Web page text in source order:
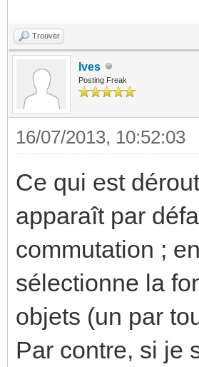
Trouver
Ives
Posting Freak
16/07/2013, 10:52:03
Ce qui est
apparaît par
commutation ;
sélectionne la
objets (un par
Par contre, si je